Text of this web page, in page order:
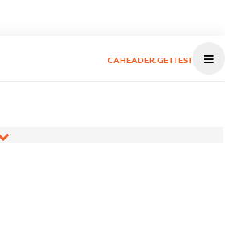
CAHEADER.GETTEST